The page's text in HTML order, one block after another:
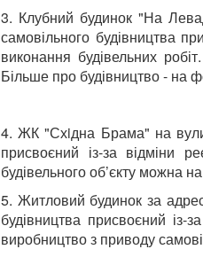
3. Клубний будинок "На
самовільного будівництва
виконання будівельних
Більше про будівництво - на
4. ЖК "Схiдна Брама" на
присвоєний із-за відміни
будівельного об’єкту
5. Житловий будинок за
будівництва присвоєний із-
виробництво з приводу